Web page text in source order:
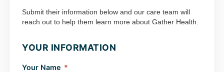
Submit their information below and our care team will
reach out to help them learn more about Gather Health.
YOUR INFORMATION
Your Name *